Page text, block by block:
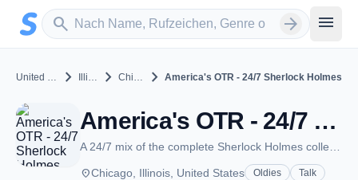
Zum Hauptinhalt springen
search
Sender suchen arrow_forward menu
United States chevron_right Illinois chevron_right Chicago chevron_right America's OTR - 24/7 Sherlock Holmes
America's OTR - 24/7 Sherlock Holmes - Chicago, IL
placeChicago, Illinois, United States Oldies Talk